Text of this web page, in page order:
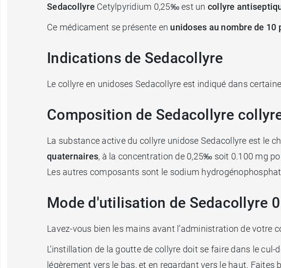
Sedacollyre Cetylpyridium 0,25‰ est un collyre
Ce médicament se présente en unidoses au nombre de 10
Indications de Sedacollyre
Le collyre en unidoses Sedacollyre est indiqué dans
Composition de Sedacollyre
La substance active du collyre unidose Sedacollyre est le
quaternaires, à la concentration de 0,25‰ soit 0.100 mg
Les autres composants sont le sodium
Mode d'utilisation de Sedacollyre
Lavez-vous bien les mains avant l’administration de votre
L’instillation de la goutte de collyre doit se faire dans le
légèrement vers le bas, et en regardant vers le haut. Faites